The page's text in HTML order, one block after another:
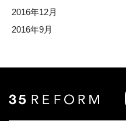
2016年12月
2016年9月